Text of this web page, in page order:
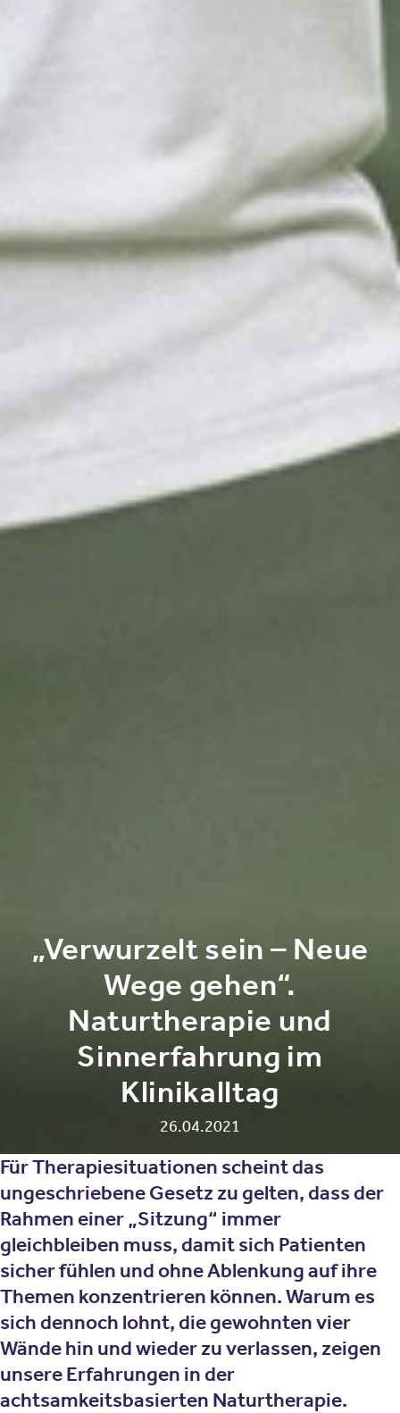
„Verwurzelt sein – Neue
Wege gehen“.
Naturtherapie und
Sinnerfahrung im
Klinikalltag
26.04.2021
Für Therapiesituationen scheint das
ungeschriebene Gesetz zu gelten, dass der
Rahmen einer „Sitzung“ immer
gleichbleiben muss, damit sich Patienten
sicher fühlen und ohne Ablenkung auf ihre
Themen konzentrieren können. Warum es
sich dennoch lohnt, die gewohnten vier
Wände hin und wieder zu verlassen, zeigen
unsere Erfahrungen in der
achtsamkeitsbasierten Naturtherapie.